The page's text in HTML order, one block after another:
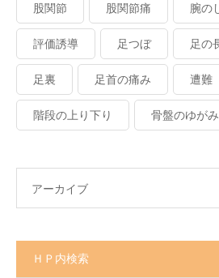
股関節 股関節痛 腕の
評価誘導 足つぼ 足の
足裏 足首の痛み 遭難
階段の上り下り 骨盤のゆがみ
アーカイブ
ＨＰ内検索